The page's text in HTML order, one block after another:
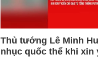
Thủ tướng Lê Minh
nhục quốc thể khi xin